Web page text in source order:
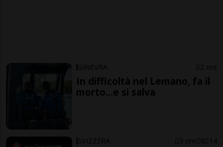
GINEVRA 2 ore
In difficoltà nel Lemano, fa il
morto...e si salva
SVIZZERA 3 ore 8 14